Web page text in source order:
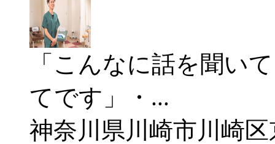
「こんなに話を聞い
てです」・...
神奈川県川崎市川崎区